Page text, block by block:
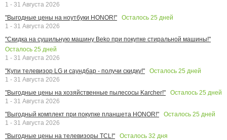
1 - 31 Августа 2026
"Выгодные цены на ноутбуки HONOR!"
Осталось 25 дней
1 - 31 Августа 2026
"Скидка на сушильную машину Beko при покупке стиральной машины!"
Осталось 25 дней
1 - 31 Августа 2026
"Купи телевизор LG и саундбар - получи скидку!"
Осталось 25 дней
1 - 31 Августа 2026
"Выгодные цены на хозяйственные пылесосы Karcher!"
Осталось 25 дней
1 - 31 Августа 2026
"Выгодный комплект при покупке планшета HONOR!"
Осталось 25 дней
1 - 31 Августа 2026
"Выгодные цены на телевизоры TCL!"
Осталось 32 дня